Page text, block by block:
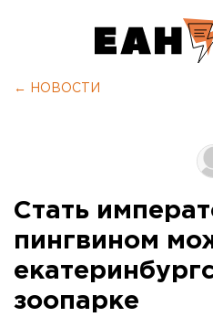
← НОВОСТИ
Стать
пингвином
зоопарке